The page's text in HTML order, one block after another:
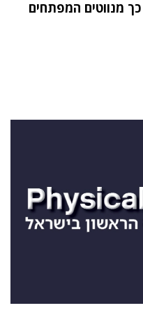
מנווטים המפתחים